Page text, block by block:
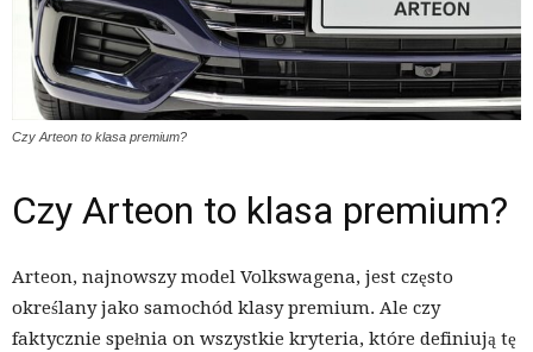
Czy Arteon to klasa premium?
Czy Arteon to klasa premium?
Arteon, najnowszy model Volkswagena, jest często
określany jako samochód klasy premium. Ale czy
faktycznie spełnia on wszystkie kryteria, które definiują tę